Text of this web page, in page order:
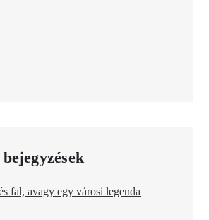
fal, avagy egy városi legenda